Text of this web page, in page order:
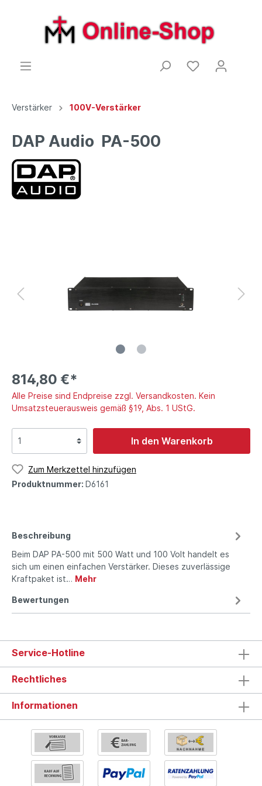
Verstärker 100V-Verstärker
DAP Audio PA-500
814,80 €*
Alle Preise sind Endpreise zzgl. Versandkosten. Kein
Umsatzsteuerausweis gemäß §19, Abs. 1 UStG.
In den Warenkorb
Zum Merkzettel hinzufügen
Produktnummer: D6161
Beschreibung
Beim DAP PA-500 mit 500 Watt und 100 Volt handelt es
sich um einen einfachen Verstärker. Dieses zuverlässige
Kraftpaket ist… Mehr
Bewertungen
Service-Hotline
Rechtliches
Informationen